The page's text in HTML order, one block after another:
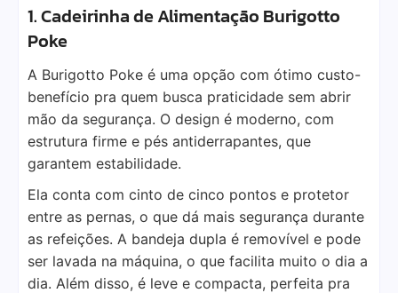
1. Cadeirinha de Alimentação Burigotto
Poke
A Burigotto Poke é uma opção com ótimo custo-
benefício pra quem busca praticidade sem abrir
mão da segurança. O design é moderno, com
estrutura firme e pés antiderrapantes, que
garantem estabilidade.
Ela conta com cinto de cinco pontos e protetor
entre as pernas, o que dá mais segurança durante
as refeições. A bandeja dupla é removível e pode
ser lavada na máquina, o que facilita muito o dia a
dia. Além disso, é leve e compacta, perfeita pra